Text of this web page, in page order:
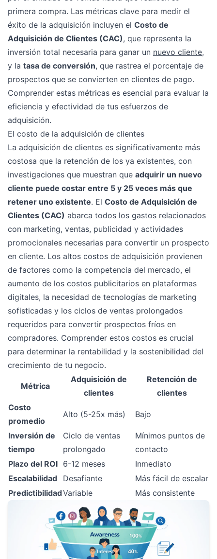
primera compra. Las métricas clave para medir el
éxito de la adquisición incluyen el Costo de
Adquisición de Clientes (CAC), que representa la
inversión total necesaria para ganar un nuevo cliente,
y la tasa de conversión, que rastrea el porcentaje de
prospectos que se convierten en clientes de pago.
Comprender estas métricas es esencial para evaluar la
eficiencia y efectividad de tus esfuerzos de
adquisición.
El costo de la adquisición de clientes
La adquisición de clientes es significativamente más
costosa que la retención de los ya existentes, con
investigaciones que muestran que adquirir un nuevo
cliente puede costar entre 5 y 25 veces más que
retener uno existente. El Costo de Adquisición de
Clientes (CAC) abarca todos los gastos relacionados
con marketing, ventas, publicidad y actividades
promocionales necesarias para convertir un prospecto
en cliente. Los altos costos de adquisición provienen
de factores como la competencia del mercado, el
aumento de los costos publicitarios en plataformas
digitales, la necesidad de tecnologías de marketing
sofisticadas y los ciclos de ventas prolongados
requeridos para convertir prospectos fríos en
compradores. Comprender estos costos es crucial
para determinar la rentabilidad y la sostenibilidad del
crecimiento de tu negocio.
Métrica
Adquisición de
clientes
Retención de
clientes
Costo
promedio
Alto (5-25x más) Bajo
Inversión de
tiempo
Ciclo de ventas
prolongado
Mínimos puntos de
contacto
Plazo del ROI 6-12 meses
Inmediato
Escalabilidad
Desafiante
Más fácil de escalar
PredictibilidadVariable Más consistente